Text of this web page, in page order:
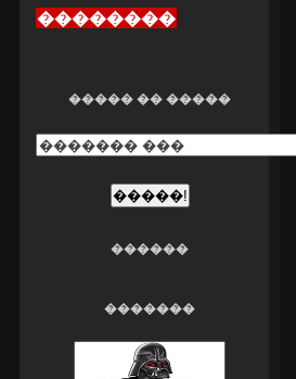
��������
����� �� �����
������
�������